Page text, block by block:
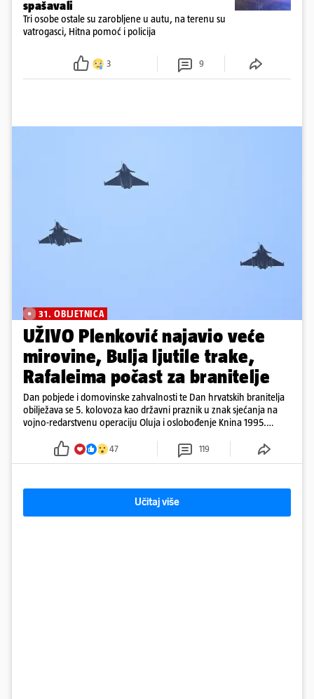
spašavali
Tri osobe ostale su zarobljene u autu, na terenu su
vatrogasci, Hitna pomoć i policija
3 9
31. OBLJETNICA
UŽIVO Plenković najavio veće
mirovine, Bulja ljutile trake,
Rafaleima počast za branitelje
Dan pobjede i domovinske zahvalnosti te Dan hrvatskih branitelja
obilježava se 5. kolovoza kao državni praznik u znak sjećanja na
vojno-redarstvenu operaciju Oluja i oslobođenje Knina 1995.
47 119
Učitaj više